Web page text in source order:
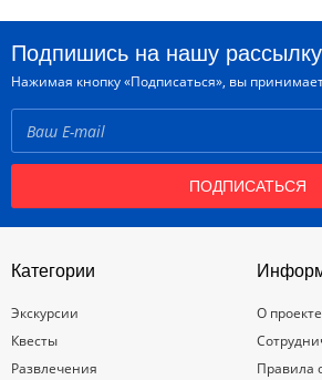
Подпишись на нашу
Нажимая кнопку «Подписаться», вы
ПОДПИСАТЬСЯ
Категории
Экскурсии
Квесты
Развлечения
О проекте
Правила